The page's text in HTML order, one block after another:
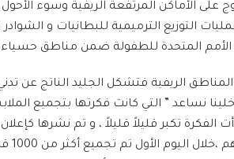
على الأماكن المرتفعة الريفية وسوء
المتحدة للطفولة ضمن مناطق حسياء و
الريفية فتشكل الجليد الناتج عن
نساعد ” التي كانت فكرتها بتجميع
الفكرة تكبر قليلاً قليلاً ، و تم نشرها
الأول تم تجميع أكثر من 1000 قطعة لباس و 600 زوج من الجوارب .